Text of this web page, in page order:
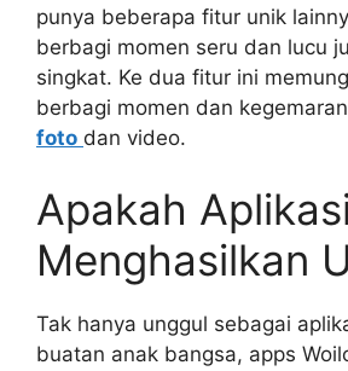
punya beberapa fitur unik
berbagi momen seru dan lucu
singkat. Ke dua fitur ini
berbagi momen dan
foto dan video.
Apakah
Menghasilkan
Tak hanya unggul sebagai
buatan anak bangsa, apps